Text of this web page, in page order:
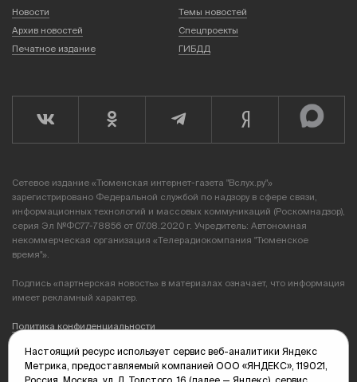
Новости
Темы новостей
Архив новостей
Спецпроекты
Печатное издание
ГИБДД
Сетевое издание «Тюменская интернет-газета "Вслух.ру"»
зарегистрировано Федеральной службой по надзору в сфере связи,
информационных технологий и массовых коммуникаций (Роскомнадзор),
серия Эл №ФС77-78856 от 07.08.2020 г. Учредитель: Автономная
некоммерческая организация «Телерадиокомпания "Тюменское
время"».
Подпись «партнерская новость» в материалах означает, что информация
имеет рекламный характер.
Политика конфиденциальности
Редакция: 625035, Тюмень, пр. Геологоразведчиков, 28А
(3452) 68-89-05
Настоящий ресурс использует сервис веб-аналитики Яндекс
Метрика, предоставляемый компанией ООО «ЯНДЕКС», 119021,